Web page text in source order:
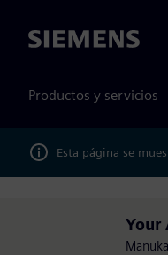
Siemens
Productos y servicios
Esta página se
Your